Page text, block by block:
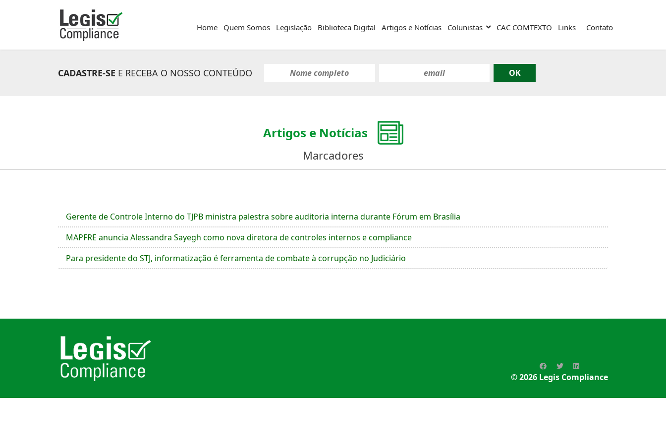
Home Quem Somos Legislação Biblioteca Digital Artigos e Notícias Colunistas CAC COMTEXTO Links Contato
CADASTRE-SE E RECEBA O NOSSO CONTEÚDO
Artigos e Notícias
Marcadores
Gerente de Controle Interno do TJPB ministra palestra sobre auditoria interna durante Fórum em Brasília
MAPFRE anuncia Alessandra Sayegh como nova diretora de controles internos e compliance
Para presidente do STJ, informatização é ferramenta de combate à corrupção no Judiciário
© 2026 Legis Compliance